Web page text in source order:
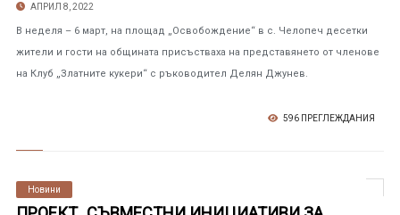
АПРИЛ 8, 2022
В неделя – 6 март, на площад „Освобождение“ в с. Челопеч десетки
жители и гости на общината присъстваха на представянето от членове
на Клуб „Златните кукери“ с ръководител Делян Джунев.
596 ПРЕГЛЕЖДАНИЯ
Новини